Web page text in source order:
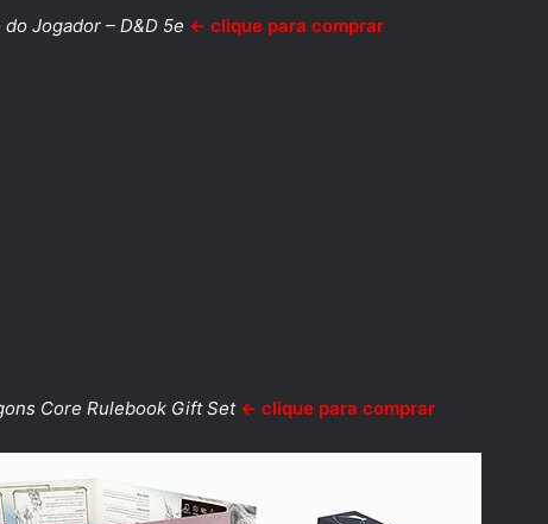
do Jogador – D&D 5e ← clique para comprar
Core Rulebook Gift Set ← clique para comprar